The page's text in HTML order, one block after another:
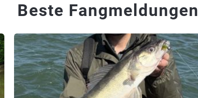
Beste Fangmeldungen